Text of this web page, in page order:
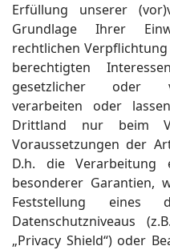
Erfüllung unserer
Grundlage Ihrer
rechtlichen
berechtigten
gesetzlicher oder
verarbeiten oder
Drittland nur beim
Voraussetzungen der
D.h. die Verarbeitung
besonderer Garantien,
Feststellung eines
Datenschutzniveaus
„Privacy Shield“) oder